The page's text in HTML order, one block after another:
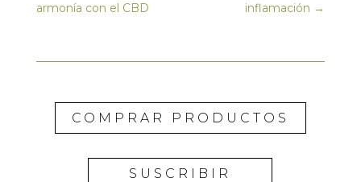
armonía con el CBD
inflamación →
COMPRAR PRODUCTOS
SUSCRIBIR